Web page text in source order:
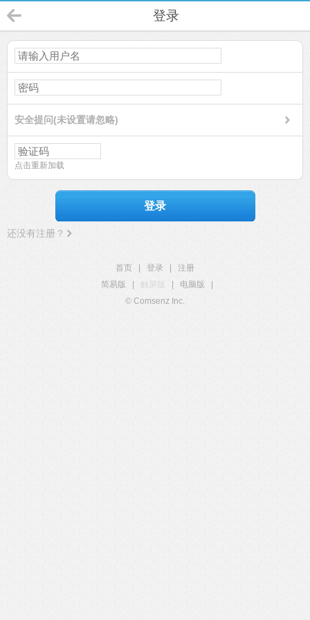
登录
安全提问(未设置请忽略)
点击重新加载
登录
还没有注册？
首页 登录
注册
简易版
触屏版 电脑版
© Comsenz Inc.